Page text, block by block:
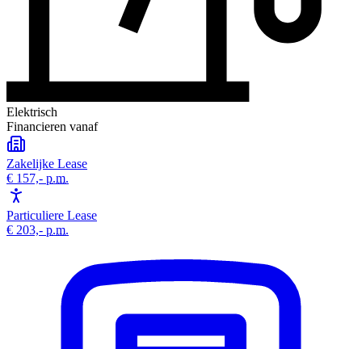
Elektrisch
Financieren vanaf
Zakelijke Lease
€ 157,- p.m.
Particuliere Lease
€ 203,- p.m.